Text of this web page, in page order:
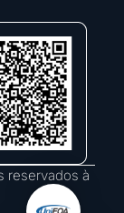
reservados à